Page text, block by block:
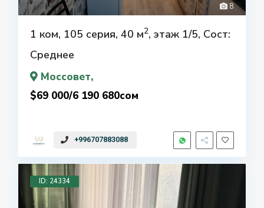
8
1 ком, 105 серия, 40 м2, этаж 1/5, Сост:
Среднее
Моссовет,
$69 000/6 190 680сом
+996707883088
ID: 24334